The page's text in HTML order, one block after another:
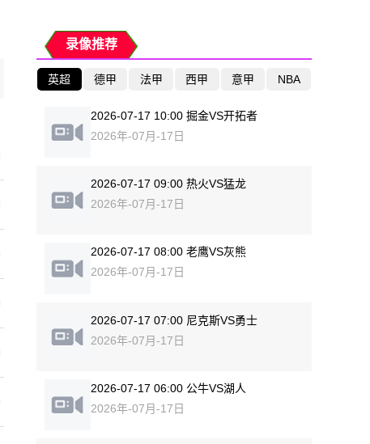
录像推荐
英超 德甲 法甲 西甲 意甲 NBA
2026-07-17 10:00 掘金VS开拓者
2026年-07月-17日
2026-07-17 09:00 热火VS猛龙
2026年-07月-17日
2026-07-17 08:00 老鹰VS灰熊
2026年-07月-17日
2026-07-17 07:00 尼克斯VS勇士
2026年-07月-17日
2026-07-17 06:00 公牛VS湖人
2026年-07月-17日